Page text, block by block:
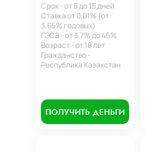
Срок - от 5 до 15 дней
Ставка от 0,01% (от
3,65% годовых)
ГЭСВ - от 3,7% до 46%
Возраст - от 18 лет
Гражданство -
Республика Казахстан
ПОЛУЧИТЬ ДЕНЬГИ